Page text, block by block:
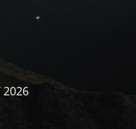
2026